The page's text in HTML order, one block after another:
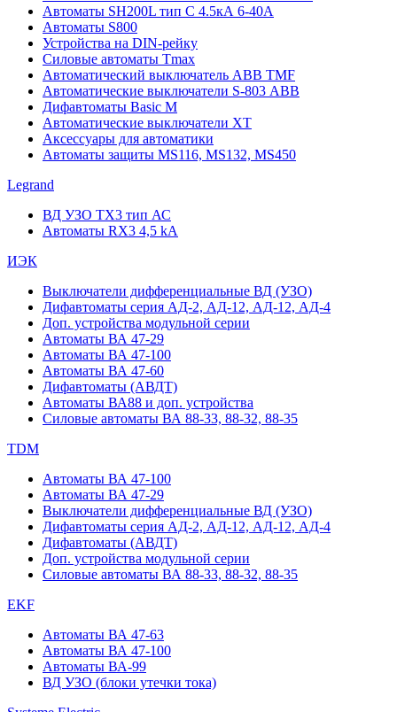
Автоматы SH200L тип С 4.5кА 6-40А
Автоматы S800
Устройства на DIN-рейку
Силовые автоматы Tmax
Автоматический выключатель ABB TMF
Автоматические выключатели S-803 АВВ
Дифавтоматы Basic M
Автоматические выключатели XT
Аксессуары для автоматики
Автоматы защиты MS116, MS132, MS450
Legrand
ВД УЗО TX3 тип АС
Автоматы RX3 4,5 kA
ИЭК
Выключатели дифференциальные ВД (УЗО)
Дифавтоматы серия АД-2, АД-12, АД-12, АД-4
Доп. устройства модульной серии
Автоматы ВА 47-29
Автоматы ВА 47-100
Автоматы ВА 47-60
Дифавтоматы (АВДТ)
Автоматы ВА88 и доп. устройства
Силовые автоматы ВА 88-33, 88-32, 88-35
TDM
Автоматы ВА 47-100
Автоматы ВА 47-29
Выключатели дифференциальные ВД (УЗО)
Дифавтоматы серия АД-2, АД-12, АД-12, АД-4
Дифавтоматы (АВДТ)
Доп. устройства модульной серии
Силовые автоматы ВА 88-33, 88-32, 88-35
EKF
Автоматы ВА 47-63
Автоматы ВА 47-100
Автоматы ВА-99
ВД УЗО (блоки утечки тока)